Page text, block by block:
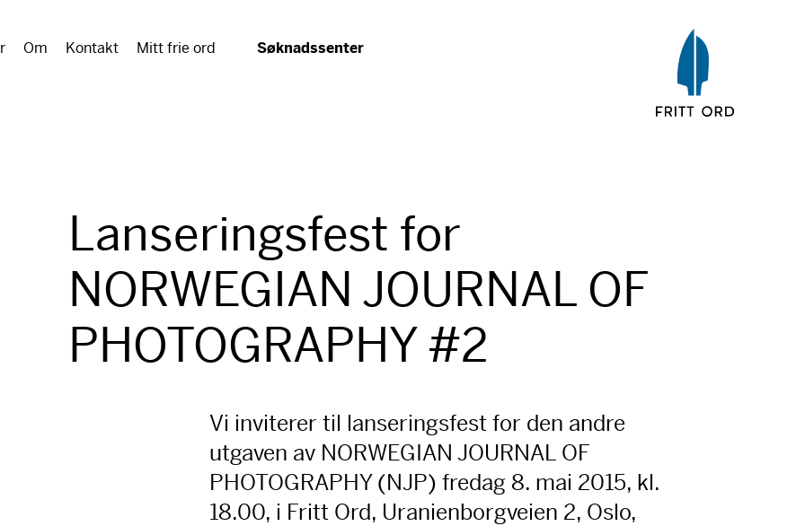
Om Kontakt
Mitt frie ord
Søknadssenter
Lanseringsfest for
NORWEGIAN JOURNAL OF
PHOTOGRAPHY #2
Vi inviterer til lanseringsfest for den andre
utgaven av NORWEGIAN JOURNAL OF
PHOTOGRAPHY(NJP) fredag 8. mai 2015, kl.
18.00, i Fritt Ord, Uranienborgveien 2, Oslo,